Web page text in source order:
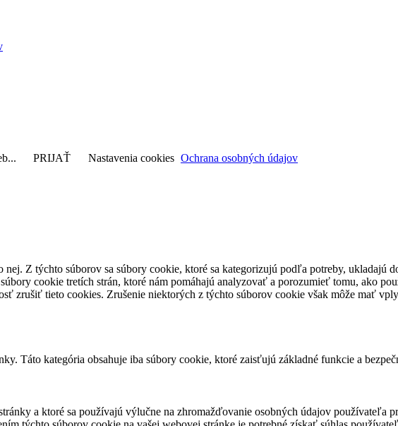
PRIJAŤ Nastavenia cookies Ochrana osobných údajov
Z týchto súborov sa súbory cookie, ktoré sa kategorizujú podľa potreby, ukladajú
cookie tretích strán, ktoré nám pomáhajú analyzovať a porozumieť tomu, ako
zrušiť tieto cookies. Zrušenie niektorých z týchto súborov cookie však môže mať
Táto kategória obsahuje iba súbory cookie, ktoré zaisťujú základné funkcie a
a ktoré sa používajú výlučne na zhromažďovanie osobných údajov používateľa